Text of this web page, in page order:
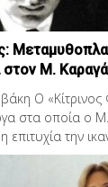
στον Μ.
στα οποία ο
επιτυχία την